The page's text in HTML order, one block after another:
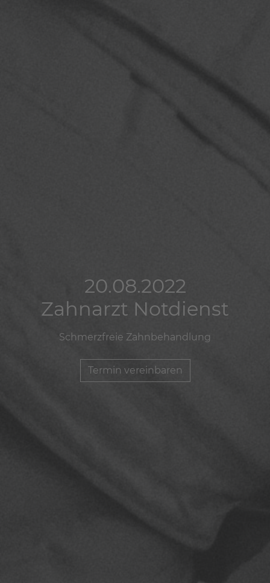
20.08.2022
Zahnarzt Notdienst
Schmerzfreie Zahnbehandlung
Termin vereinbaren
20.08.2022
Zahnarzt Notdienst
Schmerzfreie Zahnbehandlung
Termin vereinbaren
20.08.2022
Zahnarzt Notdienst
Schmerzfreie Zahnbehandlung
Termin vereinbaren